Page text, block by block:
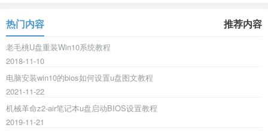
热门内容 推荐内容
老毛桃U盘重装Win10系统教程
2018-11-10
电脑安装win10的bios如何设置u盘图文教程
2021-11-22
机械革命z2-air笔记本u盘启动BIOS设置教程
2019-11-21